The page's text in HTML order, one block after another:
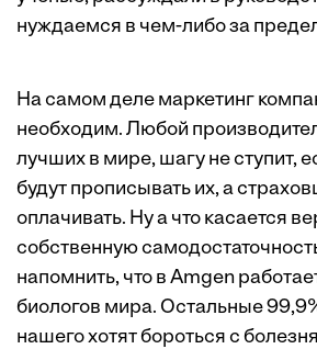
нуждаемся в чем-либо за
На самом деле маркетинг
необходим. Любой
лучших в мире, шагу не ступит,
будут прописывать их, а
оплачивать. Ну а что касается
собственную
напомнить, что в Amgen
биологов мира. Остальные
нашего хотят бороться с